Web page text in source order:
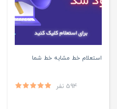
استعلام خط مشابه خط شما
594 نفر